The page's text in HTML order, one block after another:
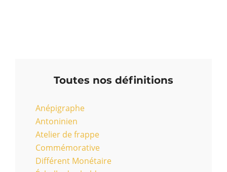
Toutes nos définitions
Anépigraphe
Antoninien
Atelier de frappe
Commémorative
Différent Monétaire